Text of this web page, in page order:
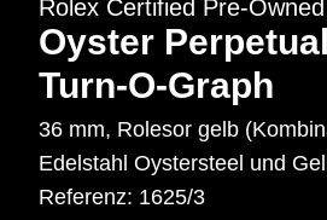
Rolex Certified Pre‑Owned
Oyster
Turn‑O‑Graph
36 mm, Rolesor gelb
Edelstahl Oystersteel und
Referenz: 1625/3